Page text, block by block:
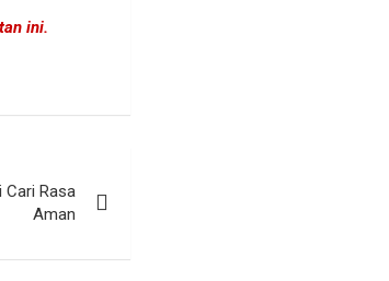
ini.
Cari Rasa
Aman